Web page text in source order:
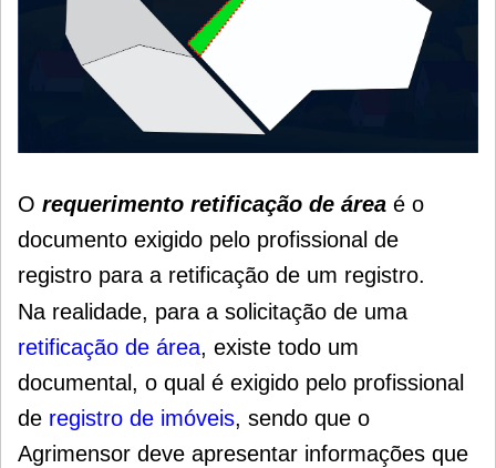
O requerimento retificação de área é o
documento exigido pelo profissional de
registro para a retificação de um registro.
Na realidade, para a solicitação de uma
retificação de área, existe todo um
documental, o qual é exigido pelo profissional
de registro de imóveis, sendo que o
Agrimensor deve apresentar informações que